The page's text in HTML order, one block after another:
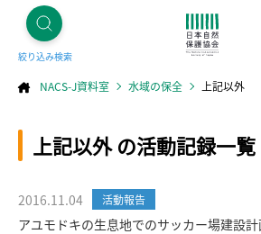
絞り込み検索
NACS-J資料室 水域の保全 上記以外
上記以外 の活動記録一覧
2016.11.04 活動報告
アユモドキの生息地でのサッカー場建設